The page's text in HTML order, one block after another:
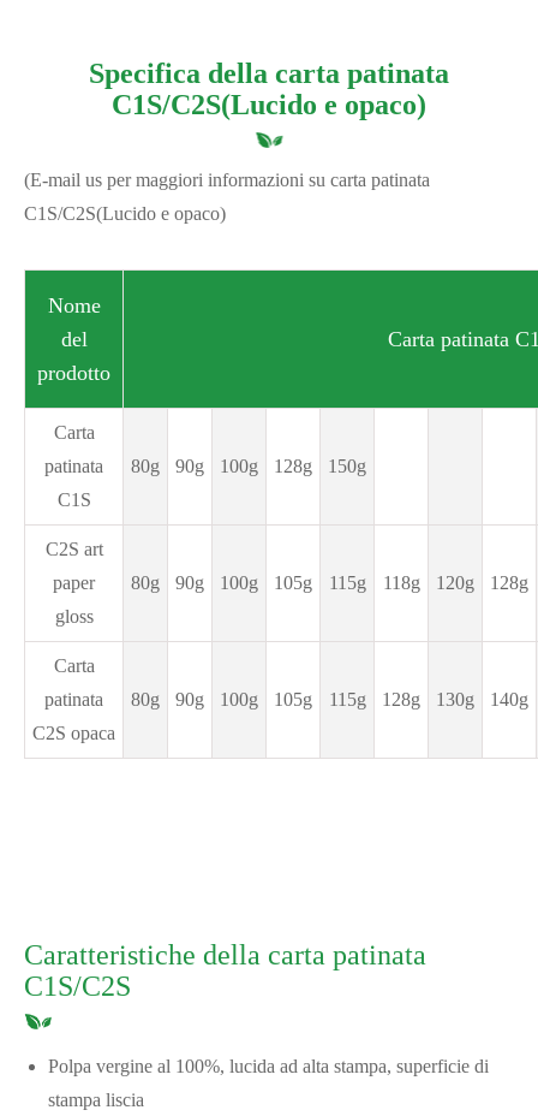
Specifica della carta patinata
C1S/C2S(Lucido e opaco)
(E-mail us per maggiori informazioni su carta patinata
C1S/C2S(Lucido e opaco)
Nome
del
prodotto
Carta patinata
Carta
patinata
C1S
80g 90g 100g 128g 150g
C2S art
paper
gloss
80g 90g 100g 105g 115g 118g 120g 128g
Carta
patinata
C2S opaca
80g 90g 100g 105g 115g 128g 130g 140g
Caratteristiche della carta patinata
C1S/C2S
Polpa vergine al 100%, lucida ad alta stampa, superficie di
stampa liscia